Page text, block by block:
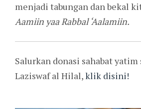
menjadi tabungan dan bekal
Aamiin yaa Rabbal ‘Aalamiin.
Salurkan donasi sahabat
Laziswaf al Hilal,klik disini!